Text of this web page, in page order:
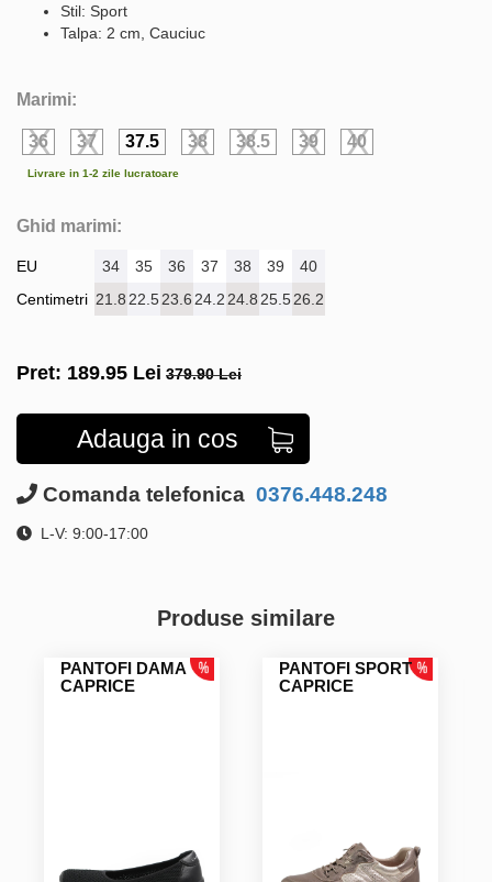
Stil: Sport
Talpa: 2 cm, Cauciuc
Marimi:
36 37 37.5 38 38.5 39 40
Livrare in 1-2 zile lucratoare
Ghid marimi:
EU
Centimetri
34 35 36 37 38 39
40
21.8 22.523.6 24.2 24.8 25.526.2
Pret: 189.95 Lei 379.90 Lei
Adauga in cos
Comanda telefonica 0376.448.248
L-V: 9:00-17:00
Produse similare
PANTOFI DAMA
CAPRICE
PANTOFI SPORT
CAPRICE